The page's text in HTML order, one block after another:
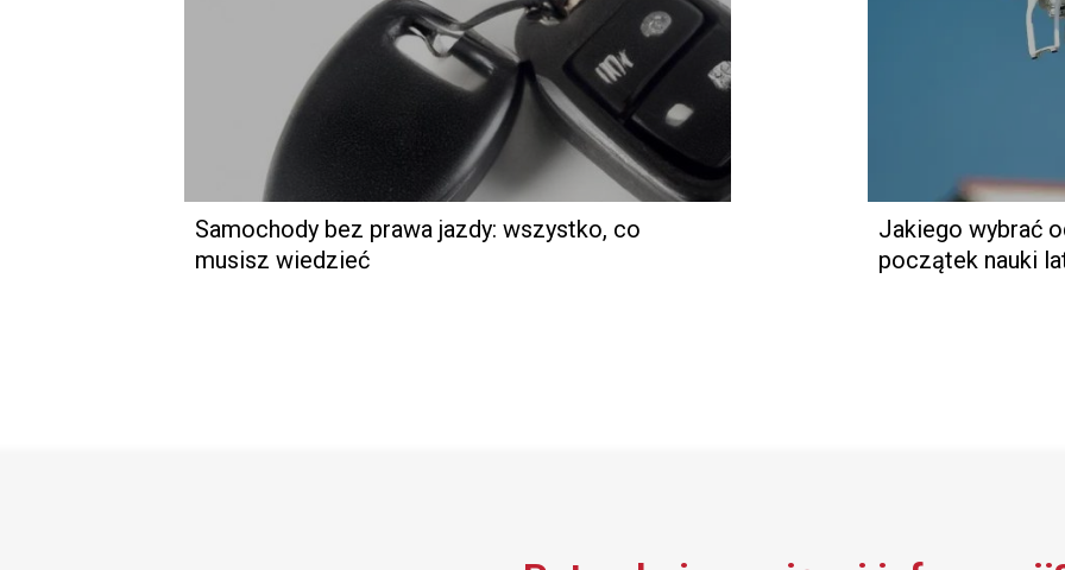
Samochody bez prawa jazdy: wszystko, co
musisz wiedzieć
Jakiego wybrać
początek nauki